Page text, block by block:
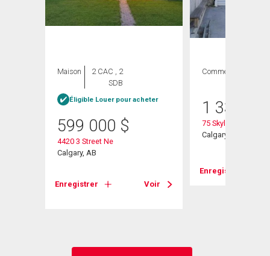
Maison
2 CAC , 2
SDB
Éligible Louer pour acheter
599 000 $
4420 3 Street Ne
Calgary, AB
Enregistrer Voir
Commercial
1 330
75 Skyline Crescent
Calgary, AB
Enregistrer